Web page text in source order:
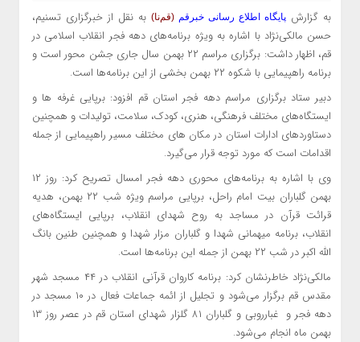
به گزارش پایگاه اطلاع رسانی خبرقم (قم‌نا)
به نقل از خبرگزاری تسنیم،
حسن مالکی‌نژاد با اشاره به ویژه برنامه‌های دهه فجر انقلاب اسلامی در
قم، اظهار داشت: برگزاری مراسم ۲۲ بهمن سال جاری جشن محور است و
برنامه راهپیمایی با شکوه ۲۲ بهمن بخشی از این برنامه‌ها است.
دبیر ستاد برگزاری مراسم دهه فجر استان قم افزود: برپایی غرفه ها و
ایستگاه‌های مختلف فرهنگی، هنری، کودک، سلامت، تولیدات و همچنین
دستاوردهای ادارات استان در مکان های مختلف مسیر راهپیمایی از جمله
اقدامات است که مورد توجه قرار می‌گیرد.
وی با اشاره به برنامه‌های محوری دهه فجر امسال تصریح کرد: روز ۱۲
بهمن گلباران بیت امام راحل، برپایی مراسم ویژه شب ۲۲ بهمن، هدیه
قرائت قرآن در مساجد به روح شهدای انقلاب، برپایی ایستگاه‌های
انقلاب، برنامه میهمانی شهدا و گلباران مزار شهدا و همچنین طنین بانگ
الله اکبر در شب ۲۲ بهمن از جمله این برنامه‌ها است.
مالکی‌نژاد خاطرنشان کرد: برنامه کاروان قرآنی انقلاب در ۴۴ مسجد شهر
مقدس قم برگزار می‌شود و تجلیل از ائمه جماعات فعال در ۱۰ مسجد در
دهه فجر و غبارروبی و گلباران ۸۱ گلزار شهدای استان قم در عصر روز ۱۳
بهمن ماه انجام می‌شود.